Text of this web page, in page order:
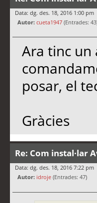
Data: dg. des. 18, 2016 1:00 pm
Autor: cueta1947 (Entrades:
Ara tinc un
posar, el
Gràcies
Re: Com instal·lar
Data: dg. des. 18, 2016 7:22 pm
Autor: idroje (Entrades: 47)